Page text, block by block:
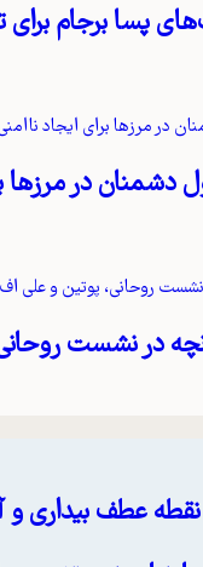
پسا برجام برای
در مرزها
در نشست
عطف بیداری و